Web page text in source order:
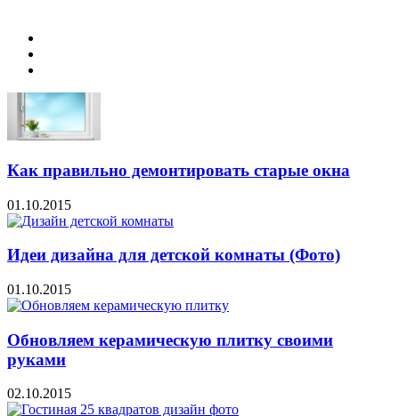
Как правильно демонтировать старые окна
01.10.2015
Идеи дизайна для детской комнаты (Фото)
01.10.2015
Обновляем керамическую плитку своими
руками
02.10.2015